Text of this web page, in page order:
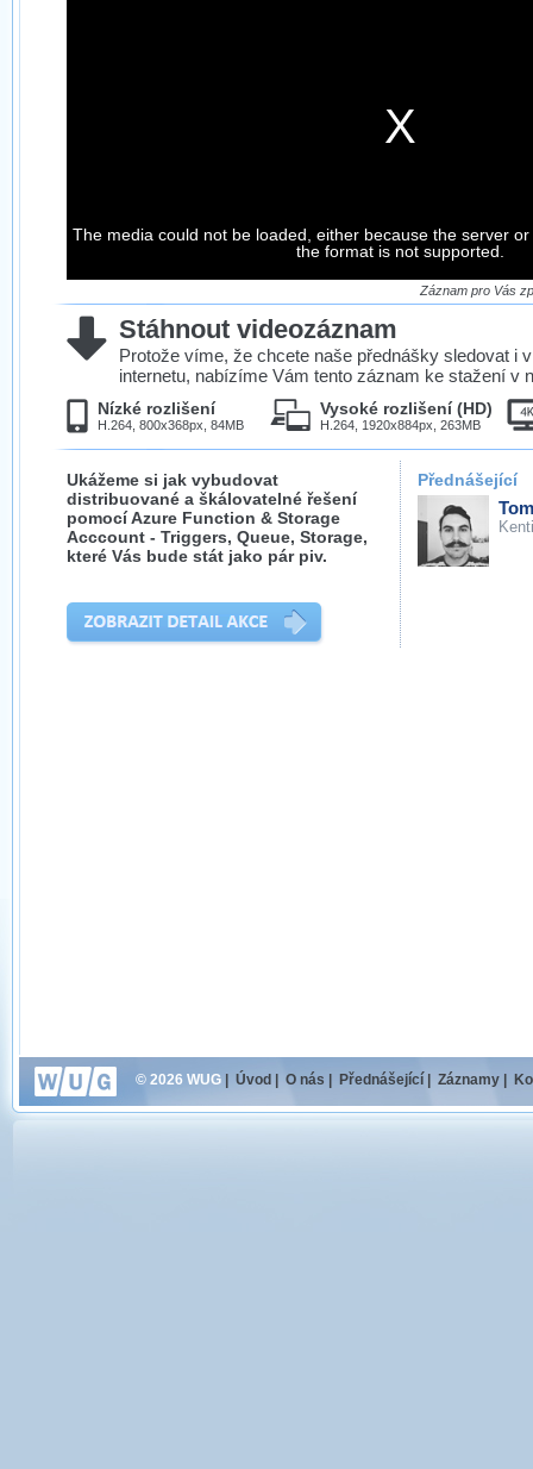
Stahování záznamů
záznamů.
ve formátu, který není vhodný pro stahování,
proto je ke stažení nenabízíme.
The media could not be loaded, either because the server
the format is not supported.
Záznam pro Vás
Stáhnout videozáznam
Protože víme, že chcete naše přednášky sledovat i
internetu, nabízíme Vám tento záznam ke stažení v
Nízké rozlišení
H.264, 800x368px, 84MB
Vysoké rozlišení (HD)
H.264, 1920x884px, 263MB
Ukážeme si jak vybudovat
distribuované a škálovatelné řešení
pomocí Azure Function & Storage
Acccount - Triggers, Queue, Storage,
které Vás bude stát jako pár piv.
Přednášející
© 2026 WUG Úvod O nás Přednášející Záznamy